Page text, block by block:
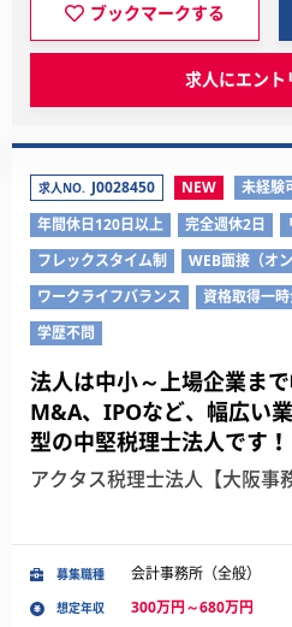
ブックマークする
求人にエント
求人NO. J0028450 NEW 未経験
年間休日120日以上
完全週休2日
フレックスタイム制
WEB面接（オ
ワークライフバランス
資格取得一
学歴不問
法人は中小～上場企業ま
M&A、IPOなど、幅広い
型の中堅税理士法人です！
アクタス税理士法人【大阪事
募集職種 会計事務所（全般）
想定年収 300万円～680万円